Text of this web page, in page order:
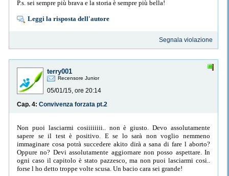
P.s. sei sempre più brava e la storia è sempre più bella!
Leggi la risposta dell'autore
Segnala violazione
terry001
Recensore Junior
05/01/15, ore 20:14
Cap. 4: Convivenza forzata pt.2
Non puoi lasciarmi cosiiiiiiii.. non è giusto. Devo assolutamente
sapere se il test è positivo. E se lo sarà non voglio nemmeno
immaginare cosa potrà succedere akito dirà a sana di fare l aborto?
Oppure no? Devi assolutamente aggiornare non posso aspettare. In
ogni caso il capitolo è stato pazzesco, ma non puoi lasciarmi cosi..
forse l ho detto troppe volte scusa. Un bacio cara sei grande!